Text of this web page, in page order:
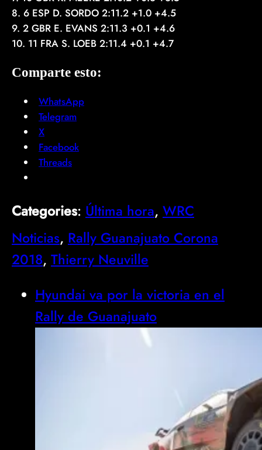
8. 6 ESP D. SORDO 2:11.2 +1.0 +4.5
9. 2 GBR E. EVANS 2:11.3 +0.1 +4.6
10. 11 FRA S. LOEB 2:11.4 +0.1 +4.7
Comparte esto:
WhatsApp
Telegram
X
Facebook
Threads
Categories: Última hora, WRC
Noticias, Rally Guanajuato Corona
2018, Thierry Neuville
Hyundai va por la victoria en el
Rally de Guanajuato